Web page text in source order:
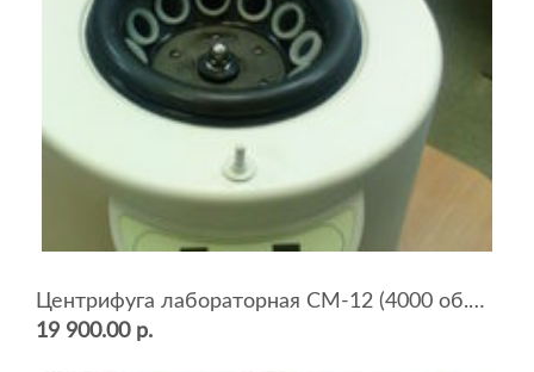
Центрифуга лабораторная СМ-12 (4000 об.мин, 12 пробирок)
19 900.00 р.